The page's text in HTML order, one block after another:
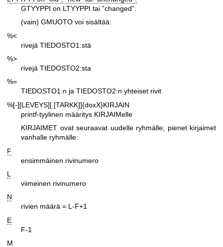
GTYYPPI on LTYYPPI tai ”changed”.
(vain) GMUOTO voi sisältää:
%<
rivejä TIEDOSTO1:stä
%>
rivejä TIEDOSTO2:sta
%=
TIEDOSTO1:n ja TIEDOSTO2:n yhteiset rivit
%[-][LEVEYS][.[TARKK]]{doxX}KIRJAIN
printf-tyylinen määritys KIRJAIMelle
KIRJAIMET ovat seuraavat uudelle ryhmälle; pienet kirjaimet
vanhalle ryhmälle:
F
ensimmäinen rivinumero
L
viimeinen rivinumero
N
rivien määrä = L-F+1
E
F-1
M